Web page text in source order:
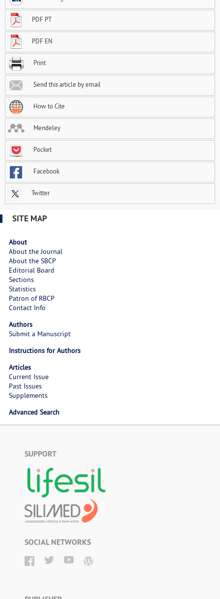
PDF PT
PDF EN
Print
Send this article by email
How to Cite
Mendeley
Pocket
Facebook
Twitter
SITE MAP
About
About the Journal
About the SBCP
Editorial Board
Sections
Statistics
Patron of RBCP
Contact Info
Authors
Submit a Manuscript
Instructions for Authors
Articles
Current Issue
Past Issues
Supplements
Advanced Search
SUPPORT
SOCIAL NETWORKS